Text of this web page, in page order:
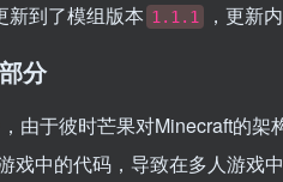
新到了模组版本 1.1.1 ，更新
分
由于彼时芒果对Minecraft的
戏中的代码，导致在多人游戏